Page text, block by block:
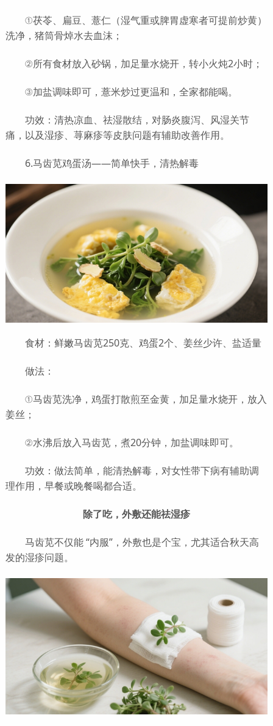
①茯苓、扁豆、薏仁（湿气重或脾胃虚寒者可提前炒黄）
洗净，猪筒骨焯水去血沫；
②所有食材放入砂锅，加足量水烧开，转小火炖2小时；
③加盐调味即可，薏米炒过更温和，全家都能喝。
功效：清热凉血、祛湿散结，对肠炎腹泻、风湿关节
痛，以及湿疹、荨麻疹等皮肤问题有辅助改善作用。
6.马齿苋鸡蛋汤——简单快手，清热解毒
食材：鲜嫩马齿苋250克、鸡蛋2个、姜丝少许、盐适量
做法：
①马齿苋洗净，鸡蛋打散煎至金黄，加足量水烧开，放入
姜丝；
②水沸后放入马齿苋，煮20分钟，加盐调味即可。
功效：做法简单，能清热解毒，对女性带下病有辅助调
理作用，早餐或晚餐喝都合适。
除了吃，外敷还能祛湿疹
马齿苋不仅能 “内服”，外敷也是个宝，尤其适合秋天高
发的湿疹问题。